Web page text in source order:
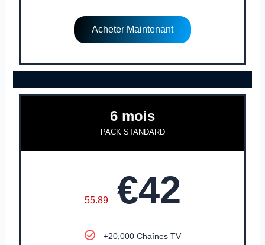
Acheter Maintenant
6 mois
PACK STANDARD
55.89 €42
+20,000 Chaînes TV